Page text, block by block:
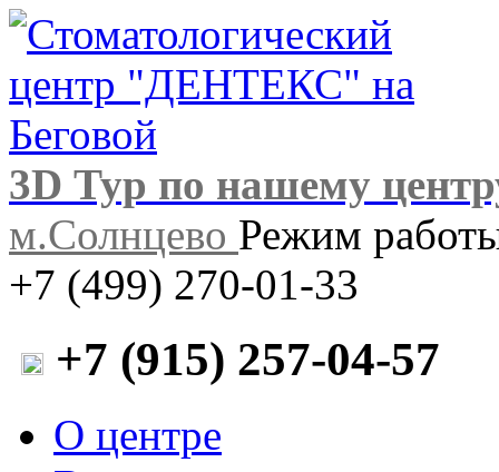
3D Тур по нашему
м.Солнцево Режим
+7 (499) 270-01-33
+7 (915) 257-04-57
О центре